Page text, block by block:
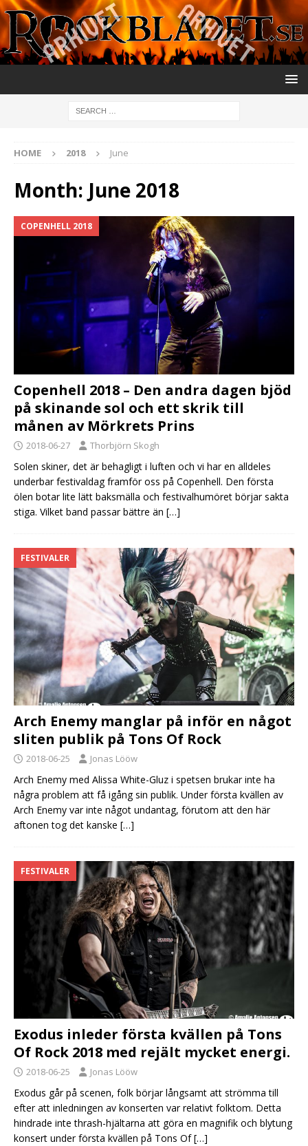
HOME 2018 June
Month: June 2018
COPENHELL 2018
Copenhell 2018 – Den andra dagen bjöd
på skinande sol och ett skrik till
månen av Mörkrets Prins
2018-06-27 Thorbjörn Skogh
Solen skiner, det är behagligt i luften och vi har en alldeles
underbar festivaldag framför oss på Copenhell. Den första
ölen botar lite lätt baksmälla och festivalhumöret börjar sakta
stiga. Vilket band passar bättre än […]
FESTIVALER
Arch Enemy manglar på inför en något
sliten publik på Tons Of Rock
2018-06-25 Jonas Lööw
Arch Enemy med Alissa White-Gluz i spetsen brukar inte ha
några problem att få igång sin publik. Under första kvällen av
Arch Enemy var inte något undantag, förutom att den här
aftonen tog det kanske […]
FESTIVALER
Exodus inleder första kvällen på Tons
Of Rock 2018 med rejält mycket energi.
2018-06-25 Jonas Lööw
Exodus går på scenen, folk börjar långsamt att strömma till
efter att inledningen av konserten var relativt folktom. Detta
hindrade inte thrash-hjältarna att göra en magnifik och blytung
konsert under första kvällen på Tons Of[…]